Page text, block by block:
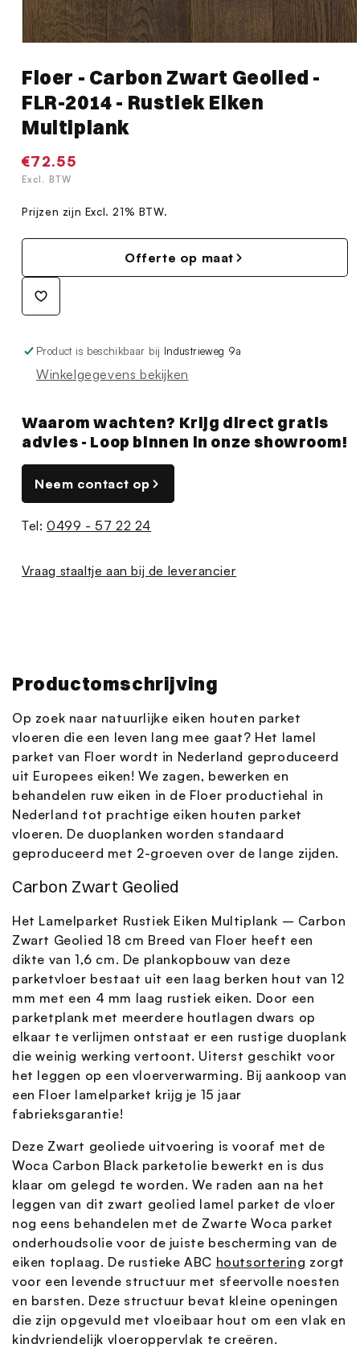
openen
modaal
Floer - Carbon Zwart Geolied -
FLR-2014 - Rustiek Eiken
Multiplank
Normale
prijs
€72.55
Excl. BTW
Prijzen zijn Excl. 21% BTW.
Offerte op maat
Product is beschikbaar bij Industrieweg 9a
Winkelgegevens bekijken
Waarom wachten? Krijg direct gratis
advies - Loop binnen in onze showroom!
Neem contact op
Tel:0499 - 57 22 24
Vraag staaltje aan bij de leverancier
Productomschrijving
Op zoek naar natuurlijke eiken houten parket
vloeren die een leven lang mee gaat? Het lamel
parket van Floer wordt in Nederland geproduceerd
uit Europees eiken! We zagen, bewerken en
behandelen ruw eiken in de Floer productiehal in
Nederland tot prachtige eiken houten parket
vloeren. De duoplanken worden standaard
geproduceerd met 2-groeven over de lange zijden.
Carbon Zwart Geolied
Het Lamelparket Rustiek Eiken Multiplank – Carbon
Zwart Geolied 18 cm Breed van Floer heeft een
dikte van 1,6 cm. De plankopbouw van deze
parketvloer bestaat uit een laag berken hout van 12
mm met een 4 mm laag rustiek eiken. Door een
parketplank met meerdere houtlagen dwars op
elkaar te verlijmen ontstaat er een rustige duoplank
die weinig werking vertoont. Uiterst geschikt voor
het leggen op een vloerverwarming. Bij aankoop van
een Floer lamelparket krijg je 15 jaar
fabrieksgarantie!
Deze Zwart geoliede uitvoering is vooraf met de
Woca Carbon Black parketolie bewerkt en is dus
klaar om gelegd te worden. We raden aan na het
leggen van dit zwart geolied lamel parket de vloer
nog eens behandelen met de Zwarte Woca parket
onderhoudsolie voor de juiste bescherming van de
eiken toplaag. De rustieke ABC houtsortering zorgt
voor een levende structuur met sfeervolle noesten
en barsten. Deze structuur bevat kleine openingen
die zijn opgevuld met vloeibaar hout om een vlak en
kindvriendelijk vloeroppervlak te creëren.